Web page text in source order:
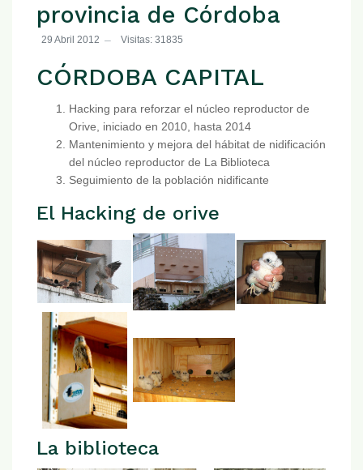
provincia de Córdoba
29 Abril 2012 Visitas: 31835
CÓRDOBA CAPITAL
Hacking para reforzar el núcleo reproductor de
Orive, iniciado en 2010, hasta 2014
Mantenimiento y mejora del hábitat de nidificación
del núcleo reproductor de La Biblioteca
Seguimiento de la población nidificante
El Hacking de orive
La biblioteca